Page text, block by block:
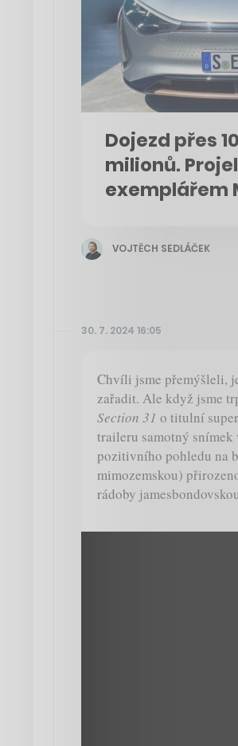
Dojezd přes
milionů.
exemplářem
VOJTĚCH SEDLÁČEK
30. 7. 2024 16:05
Chvíli jsme přemýšleli,
zařadit. Ale když jsme
Section 31 o titulní
traileru samotný snímek
pozitivního pohledu na
mimozemskou)
rádoby